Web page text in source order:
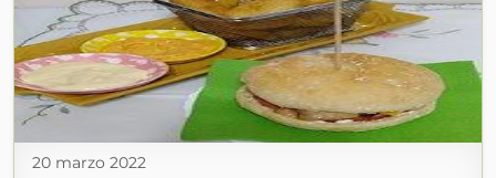
20 marzo 2022